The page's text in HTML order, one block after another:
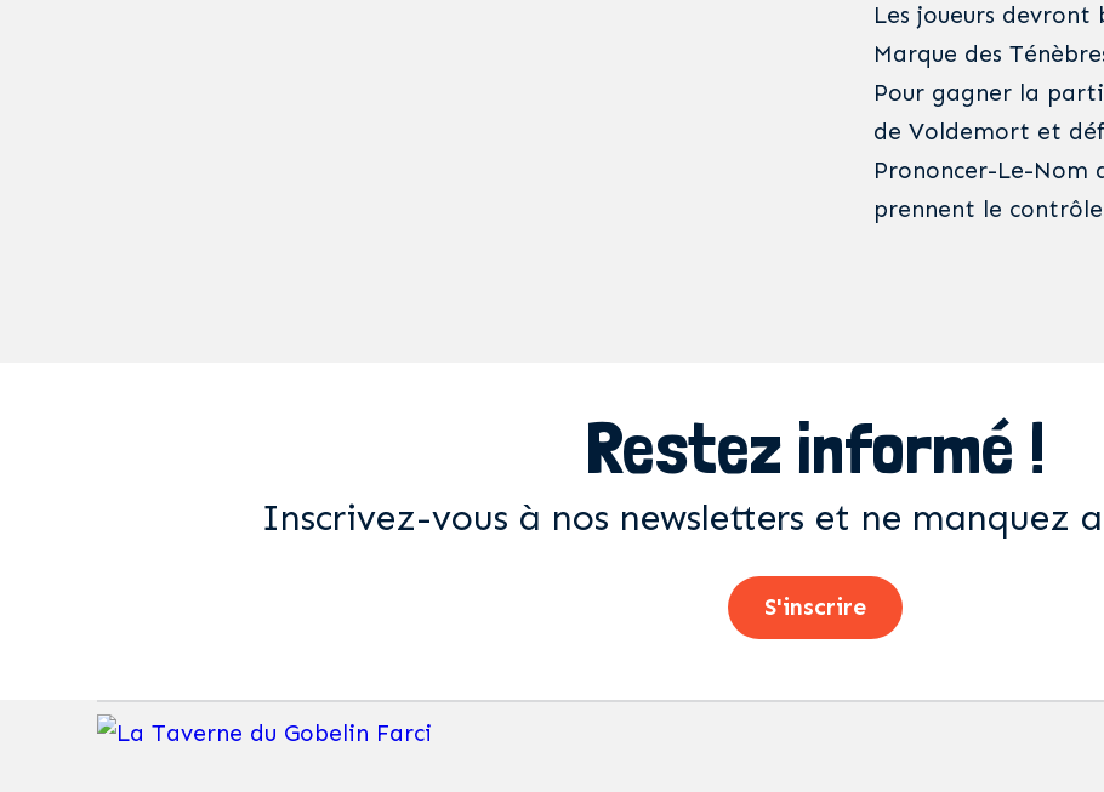
Les joueurs
Marque des
Pour gagner la
de Voldemort et
Prononcer-Le-Nom
prennent le
Restez informé !
Inscrivez-vous à nos newsletters et ne manquez
S'inscrire